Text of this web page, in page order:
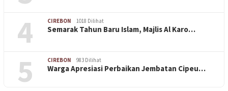
4 CIREBON 1018 Dilihat
Semarak Tahun Baru Islam, Majlis Al Karo…
5 CIREBON 983 Dilihat
Warga Apresiasi Perbaikan Jembatan Cipeu…